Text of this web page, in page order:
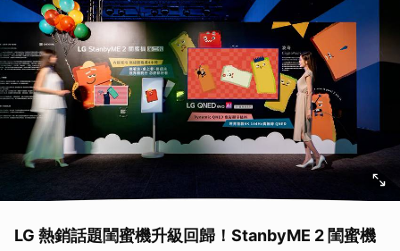
LG 熱銷話題閨蜜機升級回歸！StanbyME 2 閨蜜機